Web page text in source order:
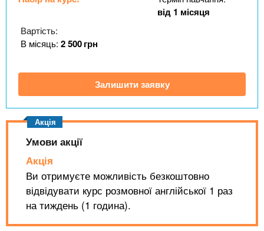
n
s
.
n
а
д
Онлайн курси
За кордоном
від 1 місяця
Вартість:
В місяць: 2 500грн
Залишити заявку
Умови акції
Акція
Ви отримуєте можливість безкоштовно
відвідувати курс розмовної англійської 1 раз
на тиждень (1 година).